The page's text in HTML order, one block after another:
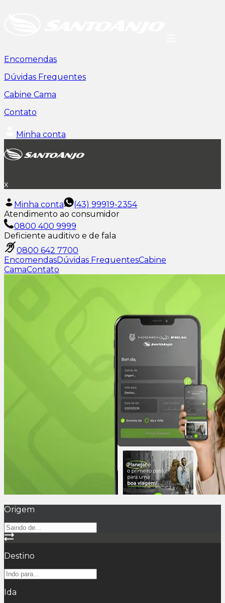
Encomendas
Dúvidas Frequentes
Cabine Cama
Contato
Minha conta
x
Minha conta
(43) 99919-2354
Atendimento ao consumidor
0800 400 9999
Deficiente auditivo e de fala
0800 642 7700
EncomendasDúvidas FrequentesCabine
CamaContato
Origem
Destino
Ida